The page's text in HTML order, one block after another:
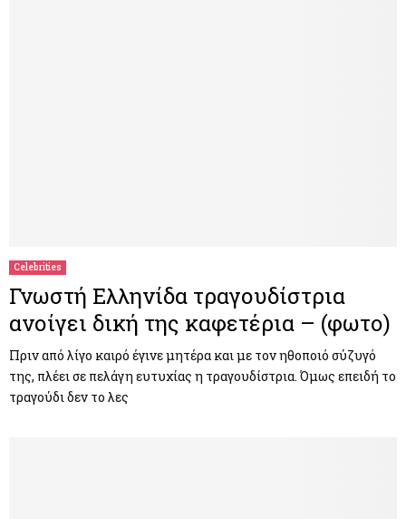
Celebrities
Γνωστή Ελληνίδα τραγουδίστρια
ανοίγει δική της καφετέρια – (φωτο)
Πριν από λίγο καιρό έγινε μητέρα και με τον ηθοποιό σύζυγό
της, πλέει σε πελάγη ευτυχίας η τραγουδίστρια. Όμως επειδή το
τραγούδι δεν το λες